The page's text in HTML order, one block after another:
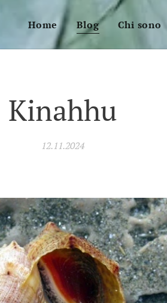
Home Blog Chi sono
Kinahhu
12.11.2024